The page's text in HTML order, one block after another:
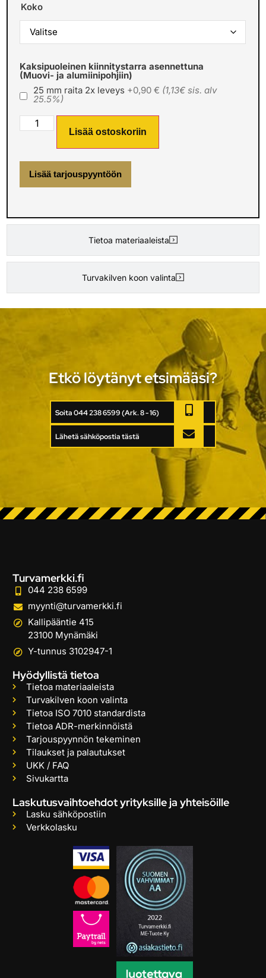
Tietoa materiaaleista
Turvakilven koon valinta
Koko
Kaksipuoleinen kiinnitystarra asennettuna
(Muovi- ja alumiinipohjiin)
25 mm raita 2x leveys +0,90 € (1,13€ sis. alv
25.5%)
Lisää ostoskoriin
Lisää tarjouspyyntöön
Etkö löytänyt etsimääsi?
Soita 044 238 6599 (Ark. 8 - 16)
Lähetä sähköpostia tästä
Turvamerkki.fi
044 238 6599
myynti@turvamerkki.fi
Kallipääntie 415
23100 Mynämäki
Y-tunnus 3102947-1
Hyödyllistä tietoa
Tietoa materiaaleista
Turvakilven koon valinta
Tietoa ISO 7010 standardista
Tietoa ADR-merkinnöistä
Tarjouspyynnön tekeminen
Tilaukset ja palautukset
UKK / FAQ
Sivukartta
Laskutusvaihtoehdot yrityksille ja yhteisöille
Lasku sähköpostiin
Verkkolasku